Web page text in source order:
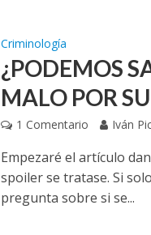
Criminología
¿PODEMOS
MALO POR
1 Comentario Iván
Empezaré el artículo
spoiler se tratase. Si
pregunta sobre si se...